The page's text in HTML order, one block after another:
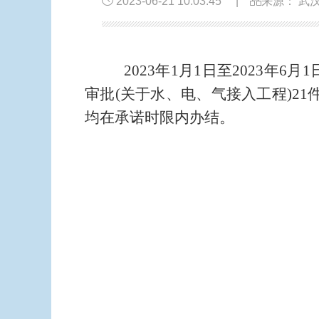
2023年1月 1日至2023年6月1
审批(关于水、电、气接入工程)21
均在承诺时限内办结。